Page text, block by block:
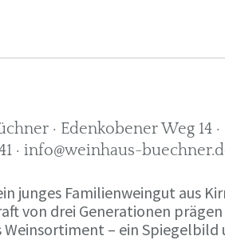
· Edenkobener Weg 14
· info@weinhaus-
junges Familienweingut aus
von drei Generationen prägen
– ein Spiegelbild